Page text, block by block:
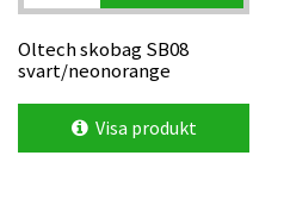
Oltech skobag SB08
svart/neonorange
Visa produkt